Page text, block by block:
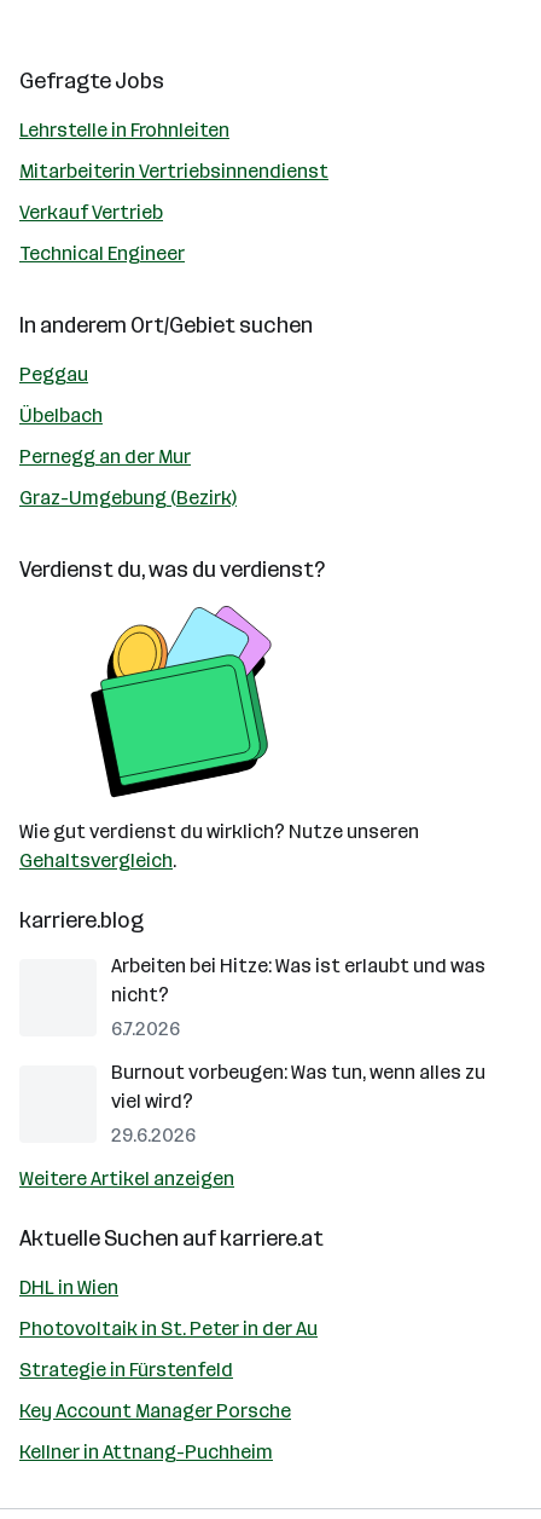
Gefragte Jobs
Lehrstelle in Frohnleiten
Mitarbeiterin Vertriebsinnendienst
Verkauf Vertrieb
Technical Engineer
In anderem Ort/Gebiet suchen
Peggau
Übelbach
Pernegg an der Mur
Graz-Umgebung (Bezirk)
Verdienst du, was du verdienst?
Wie gut verdienst du wirklich? Nutze unseren
Gehaltsvergleich.
karriere.blog
Arbeiten bei Hitze: Was ist erlaubt und was
nicht?
6.7.2026
Burnout vorbeugen: Was tun, wenn alles zu
viel wird?
29.6.2026
Weitere Artikel anzeigen
Aktuelle Suchen aufkarriere.at
DHL in Wien
Photovoltaik in St. Peter in der Au
Strategie in Fürstenfeld
Key Account Manager Porsche
Kellner in Attnang-Puchheim